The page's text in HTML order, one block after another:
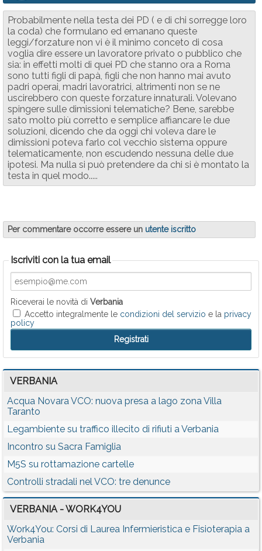
Probabilmente nella testa dei PD ( e di chi sorregge loro
la coda) che formulano ed emanano queste
leggi/forzature non vi è il minimo conceto di cosa
voglia dire essere un lavoratore privato o pubblico che
sia: in effetti molti di quei PD che stanno ora a Roma
sono tutti figli di papà, figli che non hanno mai avuto
padri operai, madri lavoratrici, altrimenti non se ne
uscirebbero con queste forzature innaturali. Volevano
spingere sulle dimissioni telematiche? Bene, sarebbe
sato molto più corretto e semplice affiancare le due
soluzioni, dicendo che da oggi chi voleva dare le
dimissioni poteva farlo col vecchio sistema oppure
telematicamente, non escudendo nessuna delle due
ipotesi. Ma nulla si può pretendere da chi si è montato la
testa in quel modo.....
Per commentare occorre essere un utente iscritto
Iscriviti con la tua email
Riceverai le novità di Verbania
Accetto integralmente le condizioni del servizio e la privacy
policy
VERBANIA
Acqua Novara VCO: nuova presa a lago zona Villa
Taranto
Legambiente su traffico illecito di rifiuti a Verbania
Incontro su Sacra Famiglia
M5S su rottamazione cartelle
Controlli stradali nel VCO: tre denunce
VERBANIA - WORK4YOU
Work4You: Corsi di Laurea Infermieristica e Fisioterapia a
Verbania